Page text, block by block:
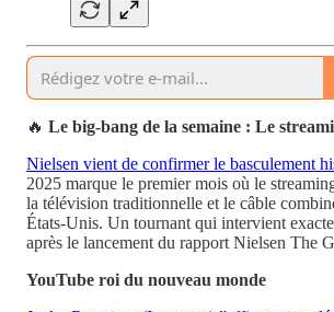
🔥 Le big-bang de la semaine : Le
Nielsen vient de confirmer le basculement
2025 marque le premier mois où le
la télévision traditionnelle et le câble
États-Unis. Un tournant qui intervient
après le lancement du rapport Nielsen The
YouTube roi du nouveau monde